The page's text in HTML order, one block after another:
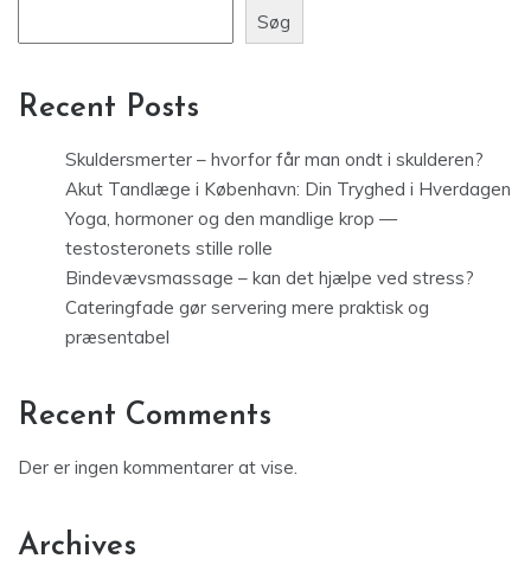
Søg
Recent Posts
Skuldersmerter – hvorfor får man ondt i skulderen?
Akut Tandlæge i København: Din Tryghed i Hverdagen
Yoga, hormoner og den mandlige krop —
testosteronets stille rolle
Bindevævsmassage – kan det hjælpe ved stress?
Cateringfade gør servering mere praktisk og
præsentabel
Recent Comments
Der er ingen kommentarer at vise.
Archives